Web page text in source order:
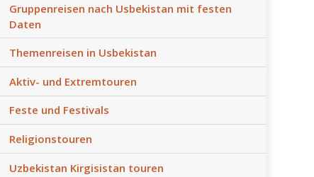
Gruppenreisen nach Usbekistan mit festen
Daten
Themenreisen in Usbekistan
Aktiv- und Extremtouren
Feste und Festivals
Religionstouren
Uzbekistan Kirgisistan touren